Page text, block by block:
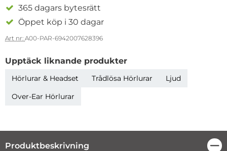
365 dagars bytesrätt
Öppet köp i 30 dagar
Art nr: A00-PAR-6942007628396
Upptäck liknande produkter
Hörlurar & Headset Trådlösa Hörlurar
Ljud
Over-Ear Hörlurar
Produktbeskrivning